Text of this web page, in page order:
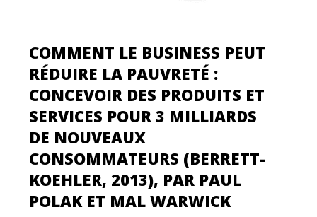
COMMENT LE BUSINESS PEUT
RÉDUIRE LA PAUVRETÉ :
CONCEVOIR DES PRODUITS ET
SERVICES POUR 3 MILLIARDS
DE NOUVEAUX
CONSOMMATEURS (BERRETT-
KOEHLER, 2013), PAR PAUL
POLAK ET MAL WARWICK